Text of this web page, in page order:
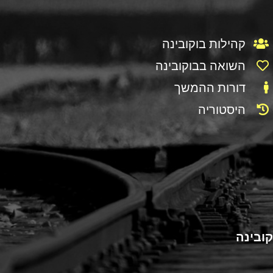
קהילות בוקובינה
השואה בבוקובינה
דורות ההמשך
היסטוריה